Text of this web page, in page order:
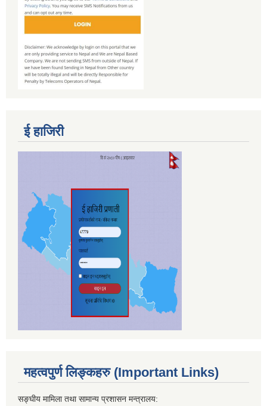
ई हाजिरी
महत्वपुर्ण लिङ्कहरु (Important Links)
सङ्घीय मामिला तथा सामान्य प्रशासन मन्त्रालय: